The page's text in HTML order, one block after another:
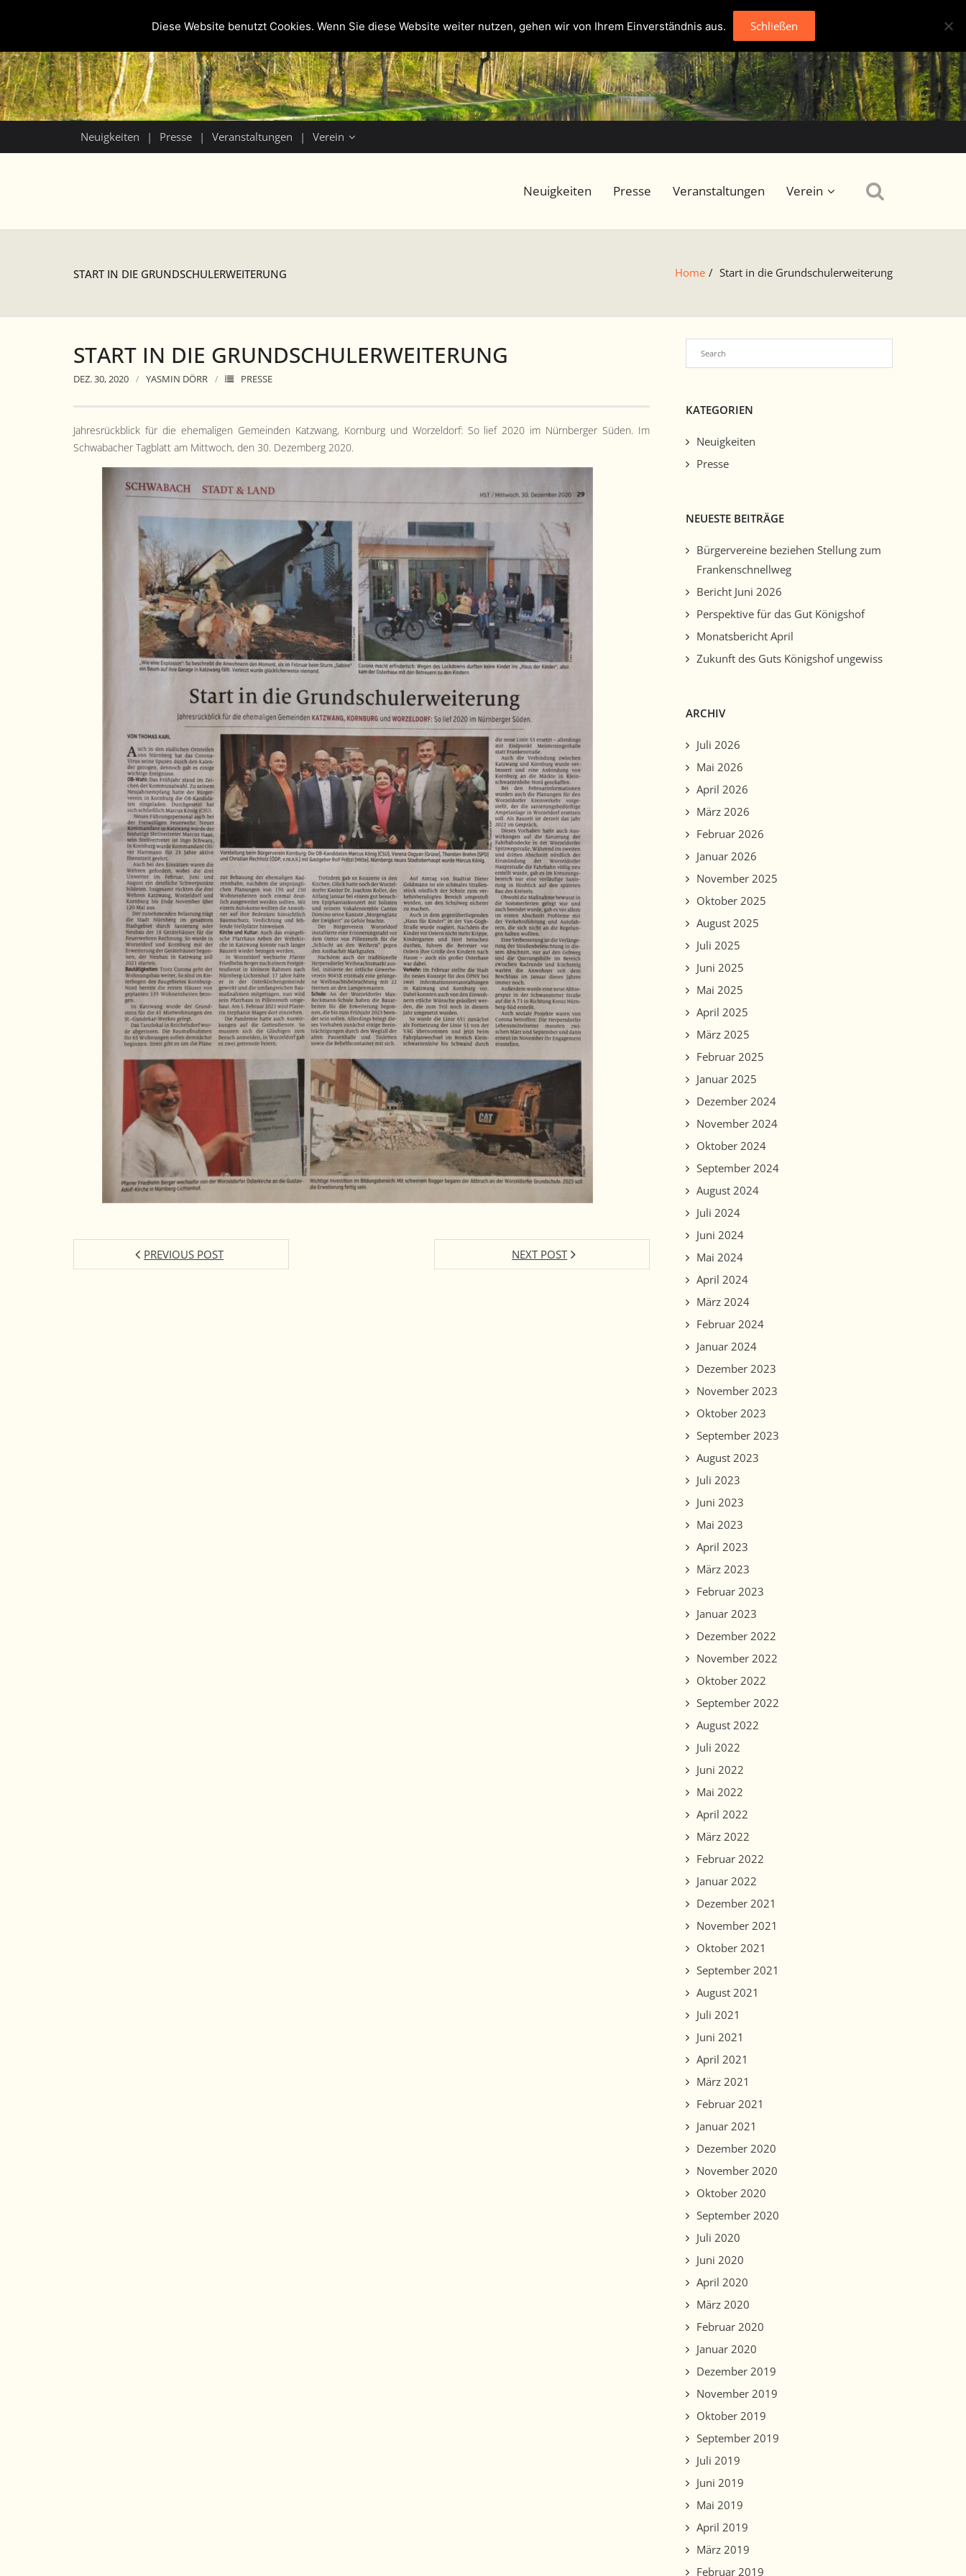
Neuigkeiten Presse Veranstaltungen Verein
Neuigkeiten Presse Veranstaltungen Verein
START IN DIE GRUNDSCHULERWEITERUNG Home / Start in die Grundschulerweiterung
START IN DIE GRUNDSCHULERWEITERUNG
DEZ. 30, 2020 YASMIN DÖRR PRESSE
Jahres­rück­blick für die ehe­ma­li­gen Gemein­den Katzwang, Korn­burg und Worzel­dorf: So lief 2020 im Nürn­berg­er Süden. Im
Schwabach­er Tag­blatt am Mittwoch, den 30. Dezem­berg 2020.
PREVIOUS POST NEXT POST
KATEGORIEN
Neuigkeiten
Presse
NEUESTE BEITRÄGE
Bürgervereine beziehen Stellung zum
Frankenschnellweg
Bericht Juni 2026
Perspektive für das Gut Königshof
Monatsbericht April
Zukunft des Guts Königshof ungewiss
ARCHIV
Juli 2026
Mai 2026
April 2026
März 2026
Februar 2026
Januar 2026
November 2025
Oktober 2025
August 2025
Juli 2025
Juni 2025
Mai 2025
April 2025
März 2025
Februar 2025
Januar 2025
Dezember 2024
November 2024
Oktober 2024
September 2024
August 2024
Juli 2024
Juni 2024
Mai 2024
April 2024
März 2024
Februar 2024
Januar 2024
Dezember 2023
November 2023
Oktober 2023
September 2023
August 2023
Juli 2023
Juni 2023
Mai 2023
April 2023
März 2023
Februar 2023
Januar 2023
Dezember 2022
November 2022
Oktober 2022
September 2022
August 2022
Juli 2022
Juni 2022
Mai 2022
April 2022
März 2022
Februar 2022
Januar 2022
Dezember 2021
November 2021
Oktober 2021
September 2021
August 2021
Juli 2021
Juni 2021
April 2021
März 2021
Februar 2021
Januar 2021
Dezember 2020
November 2020
Oktober 2020
September 2020
Juli 2020
Juni 2020
April 2020
März 2020
Februar 2020
Januar 2020
Dezember 2019
November 2019
Oktober 2019
September 2019
Juli 2019
Juni 2019
Mai 2019
April 2019
März 2019
Februar 2019
Diese Website benutzt Cookies. Wenn Sie diese Website weiter nutzen, gehen wir von Ihrem Einverständnis aus. Schließen